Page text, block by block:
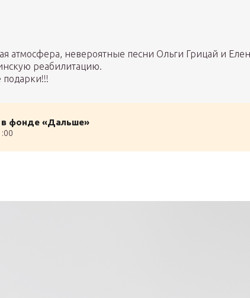
атмосфера, невероятные песни Ольги Грицай и
реабилитацию.
фонде «Дальше»